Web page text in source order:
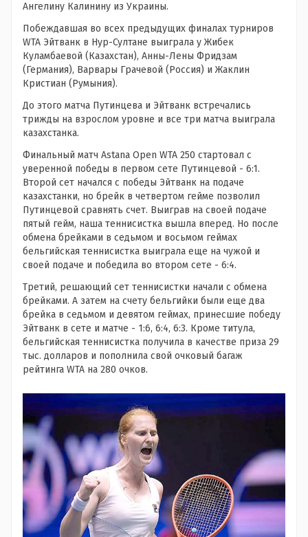
Ангелину Калинину из Украины.
Побеждавшая во всех предыдущих финалах турниров
WTA Эйтванк в Нур-Султане выиграла у Жибек
Куламбаевой (Казахстан), Анны-Лены Фридзам
(Германия), Варвары Грачевой (Россия) и Жаклин
Кристиан (Румыния).
До этого матча Путинцева и Эйтванк встречались
трижды на взрослом уровне и все три матча выиграла
казахстанка.
Финальный матч Astana Open WTA 250 стартовал с
уверенной победы в первом сете Путинцевой - 6:1.
Второй сет начался с победы Эйтванк на подаче
казахстанки, но брейк в четвертом гейме позволил
Путинцевой сравнять счет. Выиграв на своей подаче
пятый гейм, наша теннисистка вышла вперед. Но после
обмена брейками в седьмом и восьмом геймах
бельгийская теннисистка выиграла еще на чужой и
своей подаче и победила во втором сете - 6:4.
Третий, решающий сет теннисистки начали с обмена
брейками. А затем на счету бельгийки были еще два
брейка в седьмом и девятом геймах, принесшие победу
Эйтванк в сете и матче - 1:6, 6:4, 6:3. Кроме титула,
бельгийская теннисистка получила в качестве приза 29
тыс. долларов и пополнила свой очковый багаж
рейтинга WTA на 280 очков.